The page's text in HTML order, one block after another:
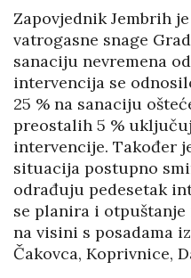
Zapovjednik Jembrih
vatrogasne snage
sanaciju nevremena
intervencija se
25 % na sanaciju
preostalih 5 %
intervencije. Također
situacija postupno
odrađuju pedesetak
se planira i
na visini s posadama
Čakovca, Koprivnice,